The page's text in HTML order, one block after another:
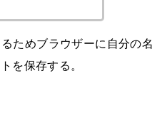
ためブラウザーに自分の名
を保存する。